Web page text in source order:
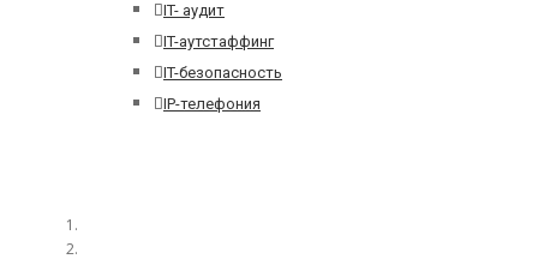
IT- аудит
IT-аутстаффинг
IT-безопасность
IP-телефония